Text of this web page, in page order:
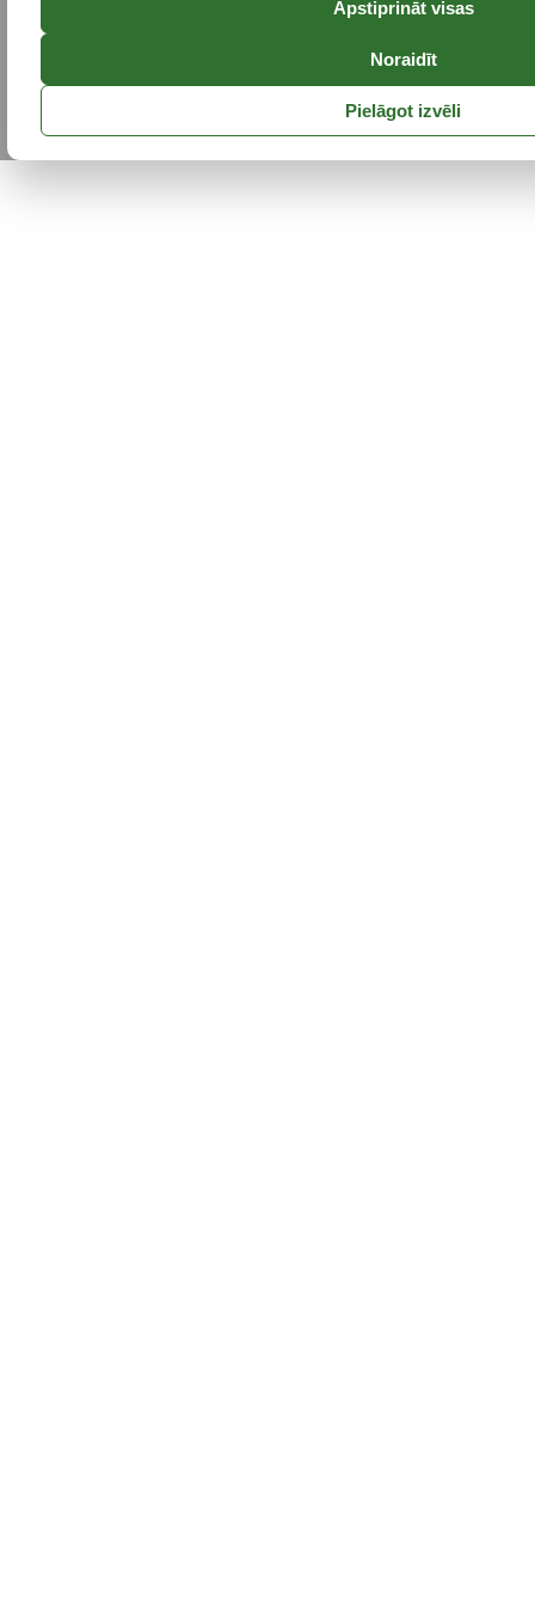
Apstiprināt visas
Noraidīt
Pielāgot izvēli